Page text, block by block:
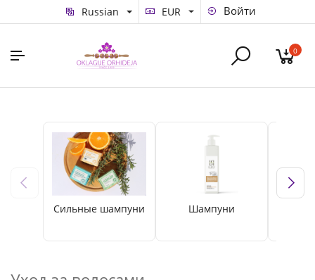
Russian EUR Войти
0
Сильные шампуни Шампуни